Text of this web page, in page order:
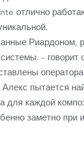
отлично
–
пытается
для каждой
заметно при